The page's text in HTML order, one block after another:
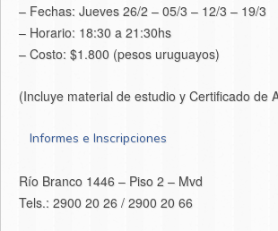
– Fechas: Jueves 26/2 – 05/3 – 12/3 – 19/3
– Horario: 18:30 a 21:30hs
– Costo: $1.800 (pesos uruguayos)
(Incluye material de estudio y Certificado de
Informes e Inscripciones
Río Branco 1446 – Piso 2 – Mvd
Tels.: 2900 20 26 / 2900 20 66